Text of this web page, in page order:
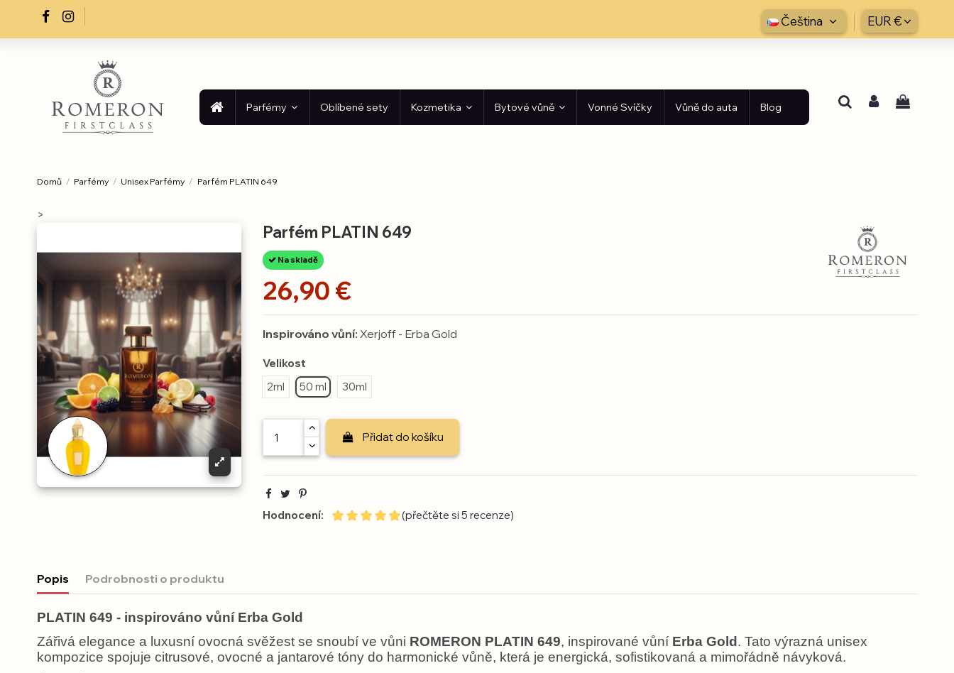
Čeština EUR €
Parfémy Oblíbené sety Kozmetika Bytové vůně Vonné Svíčky Vůně do auta Blog
Domů Parfémy Unisex Parfémy Parfém PLATIN 649
>
Parfém PLATIN 649
Na skladě
26,90 €
Inspirováno vůní: Xerjoff - Erba Gold
Velikost
2ml
50 ml 30ml
Přidat do košíku
Hodnocení: (přečtěte si 5 recenze)
Popis Podrobnosti o produktu
PLATIN 649 - inspirováno vůní Erba Gold
Zářivá elegance a luxusní ovocná svěžest se snoubí ve vůni ROMERON PLATIN 649, inspirované vůní Erba Gold . Tato výrazná unisex
kompozice spojuje citrusové, ovocné a jantarové tóny do harmonické vůně, která je energická, sofistikovaná a mimořádně návyková.